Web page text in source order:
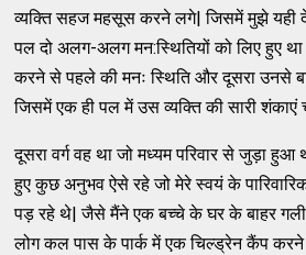
व्यक्ति सहज महसूस करने लगे| जिसमें मुझे यही
पल दो अलग-अलग मन:स्थितियों को लिए हुए
करने से पहले की मनः स्थिति और दूसरा उनसे
जिसमें एक ही पल में उस व्यक्ति की सारी शंकाएं
दूसरा वर्ग वह था जो मध्यम परिवार से जुड़ा
हुए कुछ अनुभव ऐसे रहे जो मेरे स्वयं के
पड़ रहे थे| जैसे मैंने एक बच्चे के घर के बाहर गली
लोग कल पास के पार्क में एक चिल्ड्रेन कैंप करने